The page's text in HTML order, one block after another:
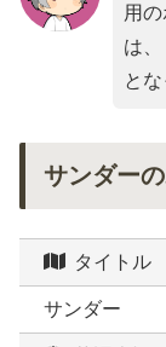
用
は、
とな
サンダー
タイトル
サンダー